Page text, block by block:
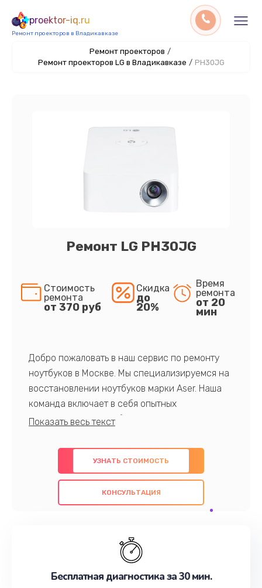
proektor-iq.ru
Ремонт проекторов в Владикавказе
Ремонт проекторов /
Ремонт проекторов LG в Владикавказе / PH30JG
Ремонт LG PH30JG
Стоимость
ремонта
от 370 руб
Скидка
до
20%
Время
ремонта
от 20
мин
Добро пожаловать в наш сервис по ремонту
ноутбуков в Москве. Мы специализируемся на
восстановлении ноутбуков марки Aser. Наша
команда включает в себя опытных
профессионалов с обширными знаниями и
предлагаем быстрый и качественный ремонт с
использованием оригинальных компонентов, а
также гарантируем качество всех
проведенных работ. Наша цель - предоставить
наилучшим образом. Не медлите записаться на
УЗНАТЬ СТОИМОСТЬ
КОНСУЛЬТАЦИЯ
Бесплатная диагностика за 30 мин.